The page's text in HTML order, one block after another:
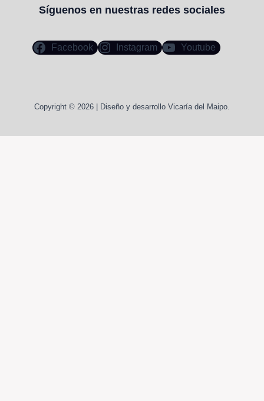
Síguenos en nuestras redes sociales
Facebook Instagram Youtube
Copyright © 2026 | Diseño y desarrollo Vicaría del Maipo.